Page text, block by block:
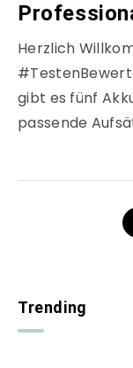
Herzlich
gibt es fünf
passende
Trending